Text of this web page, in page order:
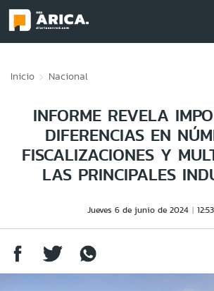
Inicio Nacional
INFORME REVELA
DIFERENCIAS EN
FISCALIZACIONES Y
LAS PRINCIPALES
Jueves 6 de junio de 2024